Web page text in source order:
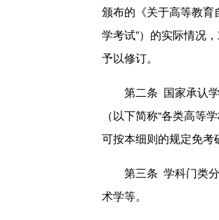
颁布的《关于高等教
学考试”）的实际情况
予以修订。
第二条 国家承认
（以下简称“各类高等
可按本细则的规定免考
第三条 学科门类
术学等。